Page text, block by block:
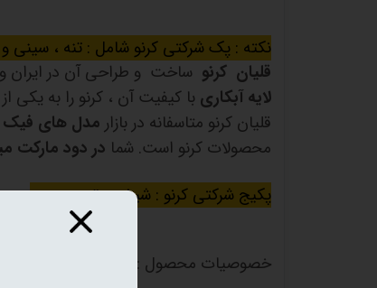
نکته : پک شرکتی کرنو شامل : تنه ،
قلیان کرنو ساخت و طراحی آن در ایران
لایه آبکاری با کیفیت آن ، کرنو را به یکی
قلیان کرنو متاسفانه در بازار مدل های فیک
محصولات کرنو است. شما در دود مارکت
پکیج شرکتی کرنو : شیشه ، تنه ، سینی
خصوصیات محصول :